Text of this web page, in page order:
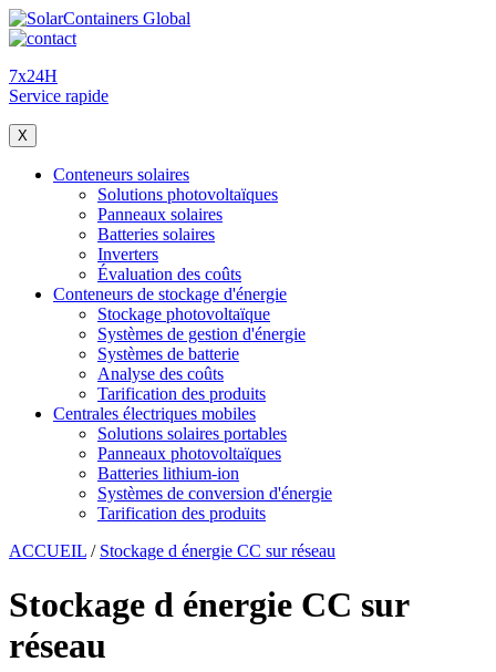
7x24H
Service rapide
X
Conteneurs solaires
Solutions photovoltaïques
Panneaux solaires
Batteries solaires
Inverters
Évaluation des coûts
Conteneurs de stockage d'énergie
Stockage photovoltaïque
Systèmes de gestion d'énergie
Systèmes de batterie
Analyse des coûts
Tarification des produits
Centrales électriques mobiles
Solutions solaires portables
Panneaux photovoltaïques
Batteries lithium-ion
Systèmes de conversion d'énergie
Tarification des produits
ACCUEIL / Stockage d énergie CC sur réseau
Stockage d énergie CC sur
réseau